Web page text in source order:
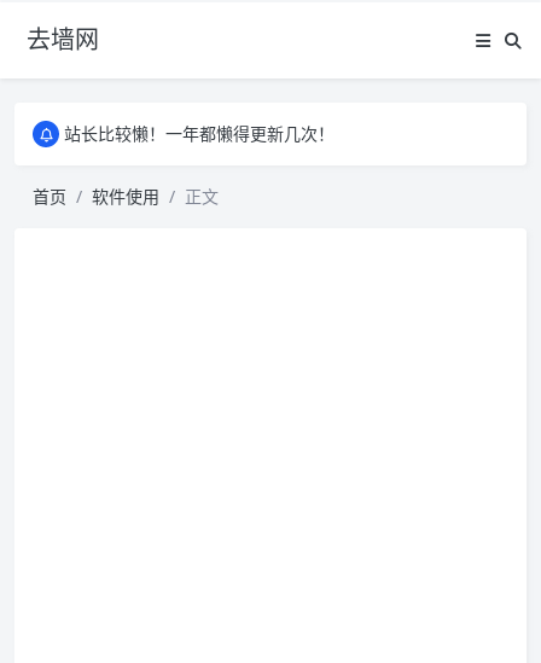
去墙网
站长比较懒！一年都懒得更新几次！
站长比较懒！一年都懒得更新几次！
首页 软件使用 正文